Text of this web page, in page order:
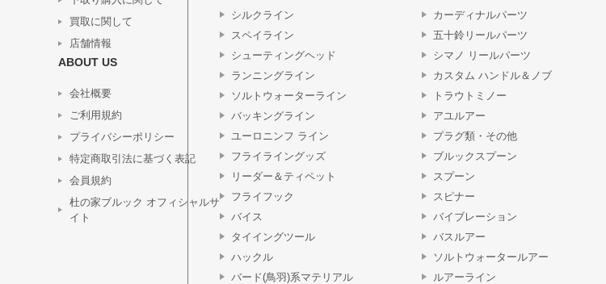
買取に関して
店舗情報
ABOUT US
会社概要
ご利用規約
プライバシーポリシー
特定商取引法に基づく表記
会員規約
杜の家ブルック オフィシャルサ
イト
シルクライン
スペイライン
シューティングヘッド
ランニングライン
ソルトウォーターライン
バッキングライン
ユーロニンフ ライン
フライライングッズ
リーダー＆ティペット
フライフック
バイス
タイイングツール
ハックル
バード(鳥羽)系マテリアル
カーディナルパーツ
五十鈴リールパーツ
シマノ リールパーツ
カスタム ハンドル＆ノブ
トラウトミノー
アユルアー
プラグ類・その他
ブルックスプーン
スプーン
スピナー
バイブレーション
バスルアー
ソルトウォータールアー
ルアーライン